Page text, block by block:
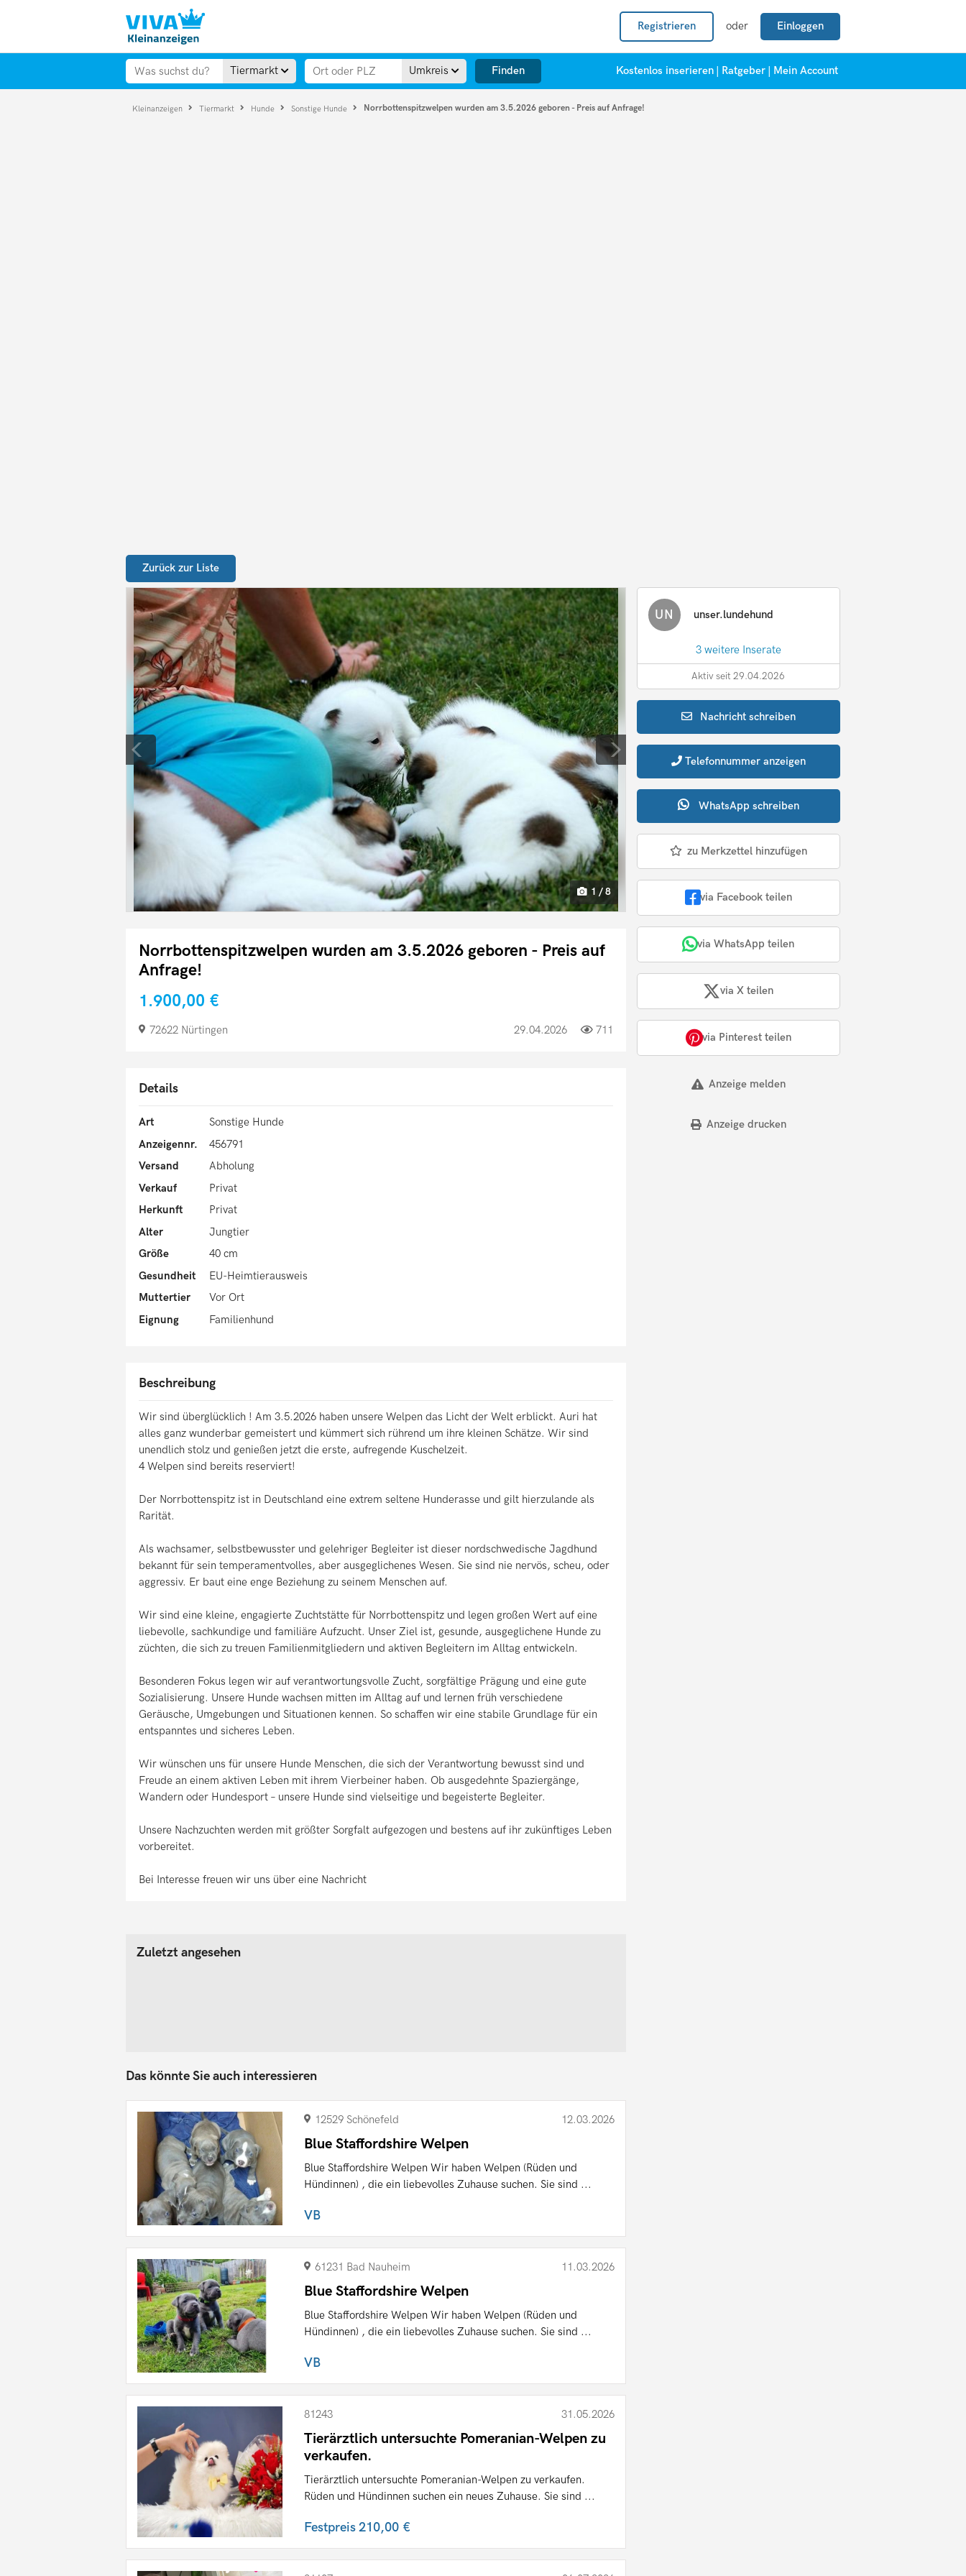
Registrieren oder Einloggen
Tiermarkt Umkreis Finden Kostenlos inserieren Ratgeber Mein Account
Kleinanzeigen Tiermarkt Hunde Sonstige Hunde Norrbottenspitzwelpen wurden am 3.5.2026 geboren - Preis auf Anfrage!
Zurück zur Liste
1 / 8
Norrbottenspitzwelpen wurden am 3.5.2026 geboren - Preis auf
Anfrage!
1.900,00 €
72622 Nürtingen 29.04.2026 711
Details
Art
Sonstige Hunde
Anzeigennr.
456791
Versand
Abholung
Verkauf
Privat
Herkunft
Privat
Alter
Jungtier
Größe
40 cm
Gesundheit
EU-Heimtierausweis
Muttertier
Vor Ort
Eignung
Familienhund
Beschreibung
Wir sind überglücklich ! Am 3.5.2026 haben unsere Welpen das Licht der Welt erblickt. Auri hat
alles ganz wunderbar gemeistert und kümmert sich rührend um ihre kleinen Schätze. Wir sind
unendlich stolz und genießen jetzt die erste, aufregende Kuschelzeit.
4 Welpen sind bereits reserviert!
Der Norrbottenspitz ist in Deutschland eine extrem seltene Hunderasse und gilt hierzulande als
Rarität.
Als wachsamer, selbstbewusster und gelehriger Begleiter ist dieser nordschwedische Jagdhund
bekannt für sein temperamentvolles, aber ausgeglichenes Wesen. Sie sind nie nervös, scheu, oder
aggressiv. Er baut eine enge Beziehung zu seinem Menschen auf.
Wir sind eine kleine, engagierte Zuchtstätte für Norrbottenspitz und legen großen Wert auf eine
liebevolle, sachkundige und familiäre Aufzucht. Unser Ziel ist, gesunde, ausgeglichene Hunde zu
züchten, die sich zu treuen Familienmitgliedern und aktiven Begleitern im Alltag entwickeln.
Besonderen Fokus legen wir auf verantwortungsvolle Zucht, sorgfältige Prägung und eine gute
Sozialisierung. Unsere Hunde wachsen mitten im Alltag auf und lernen früh verschiedene
Geräusche, Umgebungen und Situationen kennen. So schaffen wir eine stabile Grundlage für ein
entspanntes und sicheres Leben.
Wir wünschen uns für unsere Hunde Menschen, die sich der Verantwortung bewusst sind und
Freude an einem aktiven Leben mit ihrem Vierbeiner haben. Ob ausgedehnte Spaziergänge,
Wandern oder Hundesport – unsere Hunde sind vielseitige und begeisterte Begleiter.
Unsere Nachzuchten werden mit größter Sorgfalt aufgezogen und bestens auf ihr zukünftiges Leben
vorbereitet.
Bei Interesse freuen wir uns über eine Nachricht
UN unser.lundehund
3 weitere Inserate
Aktiv seit 29.04.2026
Nachrichtschreiben
Telefonnummer anzeigen
WhatsApp schreiben
zu Merkzettel hinzufügen
via Facebook teilen
via WhatsApp teilen
via X teilen
via Pinterest teilen
Anzeige melden
Anzeige drucken
Zuletzt angesehen
Das könnte Sie auch interessieren
12529 Schönefeld 12.03.2026
Blue Staffordshire Welpen
Blue Staffordshire Welpen Wir haben Welpen (Rüden und
Hündinnen) , die ein liebevolles Zuhause suchen. Sie sind ...
VB
61231 Bad Nauheim 11.03.2026
Blue Staffordshire Welpen
Blue Staffordshire Welpen Wir haben Welpen (Rüden und
Hündinnen) , die ein liebevolles Zuhause suchen. Sie sind ...
VB
81243 31.05.2026
Tierärztlich untersuchte Pomeranian-Welpen zu
verkaufen.
Tierärztlich untersuchte Pomeranian-Welpen zu verkaufen.
Rüden und Hündinnen suchen ein neues Zuhause. Sie sind ...
Festpreis210,00 €